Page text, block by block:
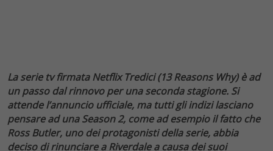
La serie tv firmata Netflix Tredici (13 Reasons Why) è ad
un passo dal rinnovo per una seconda stagione. Si
attende l’annuncio ufficiale, ma tutti gli indizi lasciano
pensare ad una Season 2, come ad esempio il fatto che
Ross Butler, uno dei protagonisti della serie, abbia
deciso di rinunciare a Riverdale a causa dei suoi